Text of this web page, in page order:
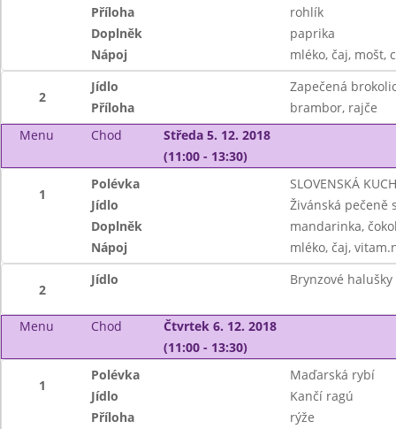
Příloha
rohlík
Doplněk
paprika
Nápoj
mléko, čaj, mošt,
2
Jídlo
Zapečená
Příloha
brambor, rajče
Menu
Chod
Středa 5. 12. 2018
(11:00 - 13:30)
1
Polévka
SLOVENSKÁ
Jídlo
Živánská pečeně
Doplněk
mandarinka,
Nápoj
mléko, čaj,
2
Jídlo Brynzové halušky
Menu Chod
Čtvrtek 6. 12. 2018
(11:00 - 13:30)
1
Polévka
Maďarská rybí
Jídlo
Kančí ragú
Příloha
rýže